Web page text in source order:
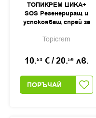
ТОПИКРЕМ ЦИКА+
SOS Регенериращ и
успокояващ спрей за
Topicrem
10.53 €/20.59 лв.
ПОРЪЧАЙ